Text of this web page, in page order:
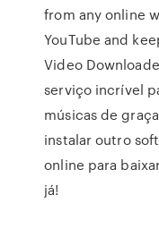
from any online
YouTube and
Video
serviço incrível
músicas de
instalar outro
online para
já!